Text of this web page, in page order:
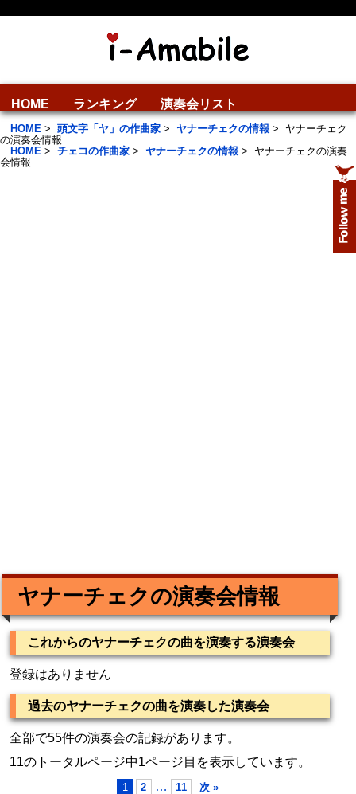
HOME ランキング 演奏会リスト
HOME > 頭文字「ヤ」の作曲家 > ヤナーチェクの情報 > ヤナーチェク
の演奏会情報
HOME > チェコの作曲家 > ヤナーチェクの情報 > ヤナーチェクの演奏
会情報
ヤナーチェクの演奏会情報
これからのヤナーチェクの曲を演奏する演奏会
登録はありません
過去のヤナーチェクの曲を演奏した演奏会
全部で55件の演奏会の記録があります。
11のトータルページ中1ページ目を表示しています。
1 2 … 11 次 »